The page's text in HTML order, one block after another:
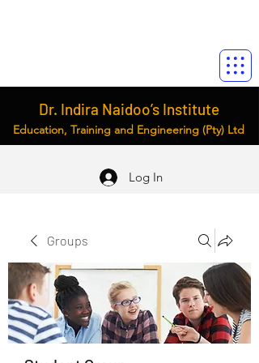
Dr. Indira Naidoo’s Institute
Education, Training and Engineering (Pty) Ltd
Log In
Groups